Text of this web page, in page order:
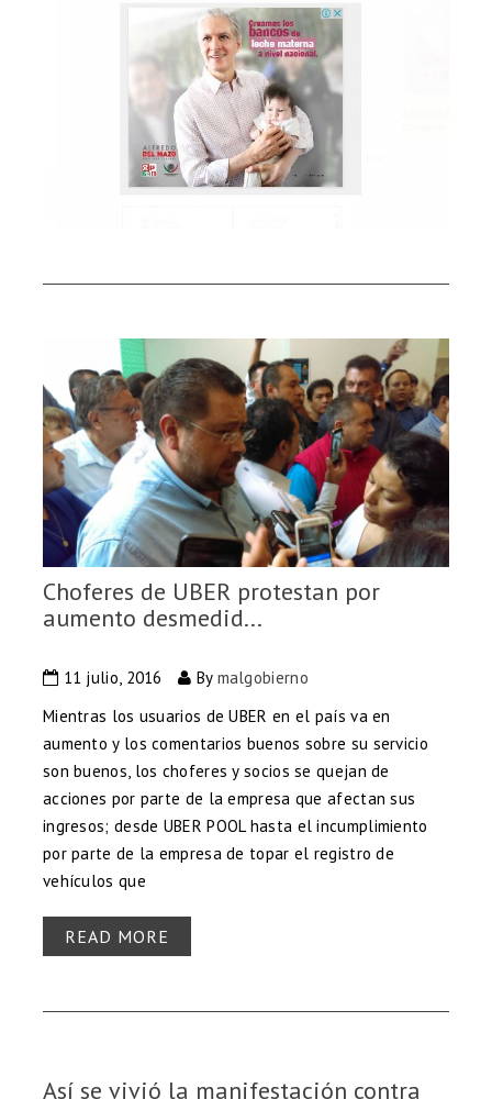
Choferes de UBER protestan por
aumento desmedid...
11 julio, 2016 By malgobierno
Mientras los usuarios de UBER en el país va en
aumento y los comentarios buenos sobre su servicio
son buenos, los choferes y socios se quejan de
acciones por parte de la empresa que afectan sus
ingresos; desde UBER POOL hasta el incumplimiento
por parte de la empresa de topar el registro de
vehículos que
READ MORE
Así se vivió la manifestación contra